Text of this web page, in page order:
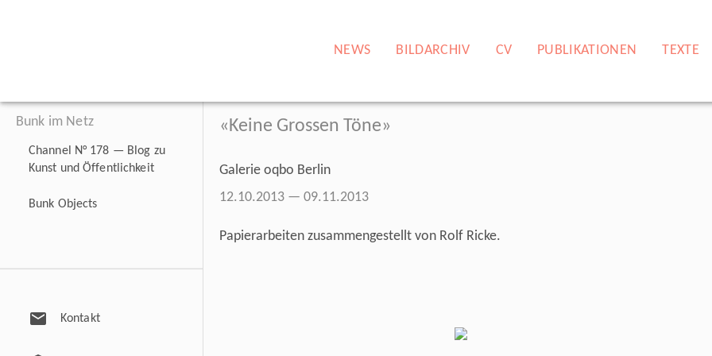
NEWS BILDARCHIV CV PUBLIKATIONEN TEXTE
Bunk im Netz
Channel N° 178 — Blog zu
Kunst und Öffentlichkeit
Bunk Objects
mail Kontakt
«Keine Grossen Töne»
Galerie oqbo Berlin
12.10.2013 — 09.11.2013
Papierarbeiten zusammengestellt von Rolf Ricke.